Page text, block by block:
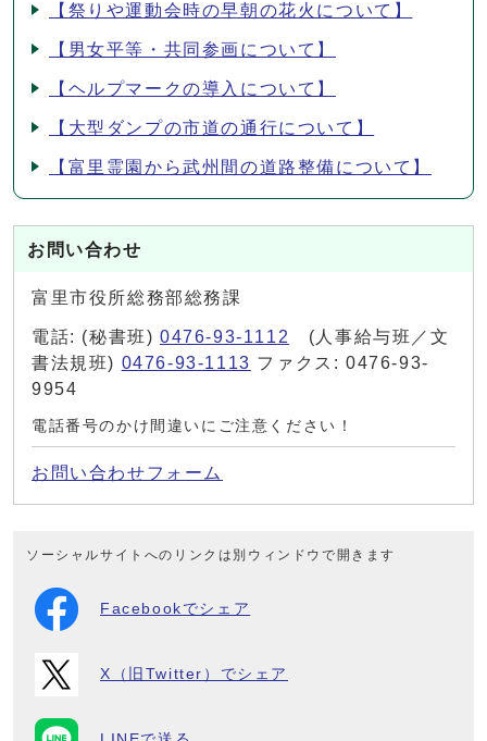
【祭りや運動会時の早朝の花火について】
【男女平等・共同参画について】
【ヘルプマークの導入について】
【大型ダンプの市道の通行について】
【富里霊園から武州間の道路整備について】
お問い合わせ
富里市役所総務部総務課
電話: (秘書班) 0476-93-1112
(人事給与班／文
書法規班) 0476-93-1113 ファクス: 0476-93-
9954
電話番号のかけ間違いにご注意ください！
お問い合わせフォーム
ソーシャルサイトへのリンクは別ウィンドウで開きます
Facebookでシェア
X（旧Twitter）でシェア